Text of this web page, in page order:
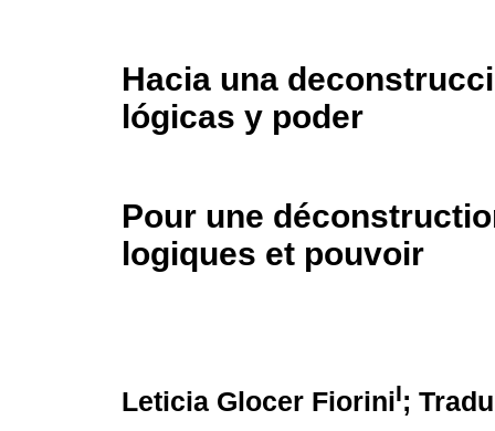
Hacia una
lógicas y poder
Pour une
logiques et pouvoir
Leticia Glocer FioriniI;